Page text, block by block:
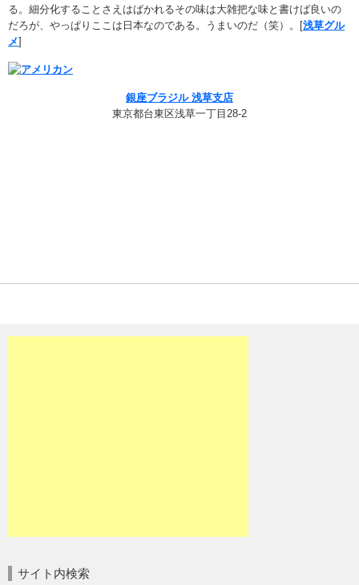
る。細分化することさえはばかれるその味は大雑把な味と書けば良いの
だろが、やっぱりここは日本なのである。うまいのだ（笑）。[浅草グル
メ]
銀座ブラジル 浅草支店
東京都台東区浅草一丁目28-2
サイト内検索